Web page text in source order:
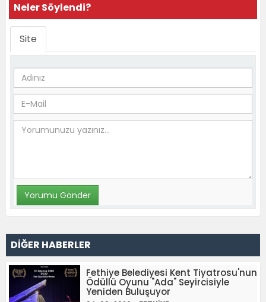
Neler Söylendi?
Site
DİĞER HABERLER
Fethiye Belediyesi Kent Tiyatrosu'nun
Ödüllü Oyunu "Ada" Seyircisiyle
Yeniden Buluşuyor